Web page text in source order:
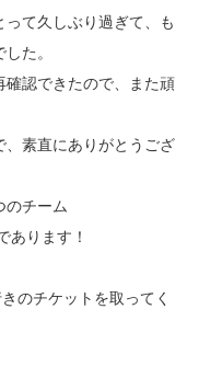
て久しぶり過ぎて、も
た。
認できたので、また頑
素直にありがとうござ
のチーム
あります！
のチケットを取ってく